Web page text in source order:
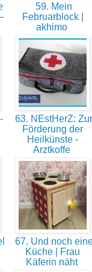
59. Mein
Februarblock |
akhimo
63. NEstHerZ: Zur
Förderung der
Heilkünste -
Arztkoffe
67. Und noch
Küche | Frau
Käferin näht